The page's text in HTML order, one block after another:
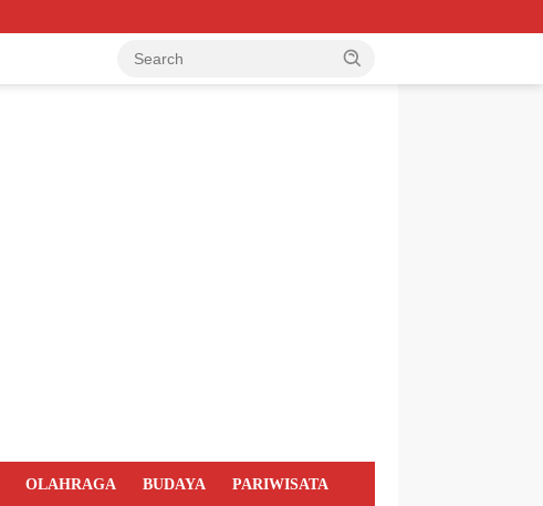
OLAHRAGA BUDAYA PARIWISATA